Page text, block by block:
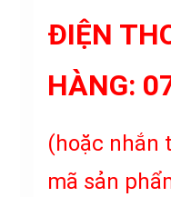
ĐIỆN
HÀNG:
(hoặc nhắn
mã sản